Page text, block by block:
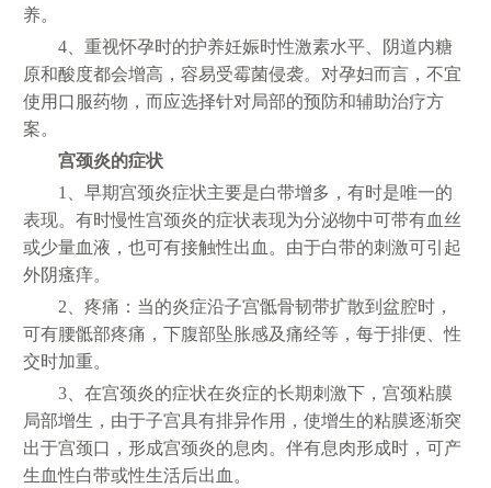
养。
4、重视怀孕时的护养妊娠时性激素水平、阴道内糖
原和酸度都会增高，容易受霉菌侵袭。对孕妇而言，不宜
使用口服药物，而应选择针对局部的预防和辅助治疗方
案。
宫颈炎的症状
1、早期宫颈炎症状主要是白带增多，有时是唯一的
表现。有时慢性宫颈炎的症状表现为分泌物中可带有血丝
或少量血液，也可有接触性出血。由于白带的刺激可引起
外阴瘙痒。
2、疼痛：当的炎症沿子宫骶骨韧带扩散到盆腔时，
可有腰骶部疼痛，下腹部坠胀感及痛经等，每于排便、性
交时加重。
3、在宫颈炎的症状在炎症的长期刺激下，宫颈粘膜
局部增生，由于子宫具有排异作用，使增生的粘膜逐渐突
出于宫颈口，形成宫颈炎的息肉。伴有息肉形成时，可产
生血性白带或性生活后出血。